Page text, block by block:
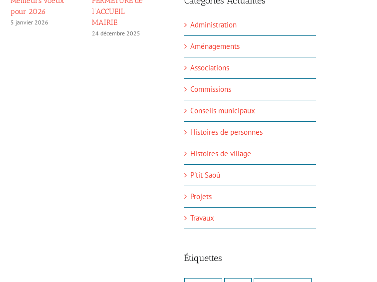
pour 2026
5 janvier 2026
l’ACCUEIL
MAIRIE
24 décembre 2025
secrétariat de la
mairie –
changements
Administration
Aménagements
Associations
Commissions
Conseils municipaux
Histoires de personnes
Histoires de village
P'tit Saoû
Projets
Travaux
Étiquettes